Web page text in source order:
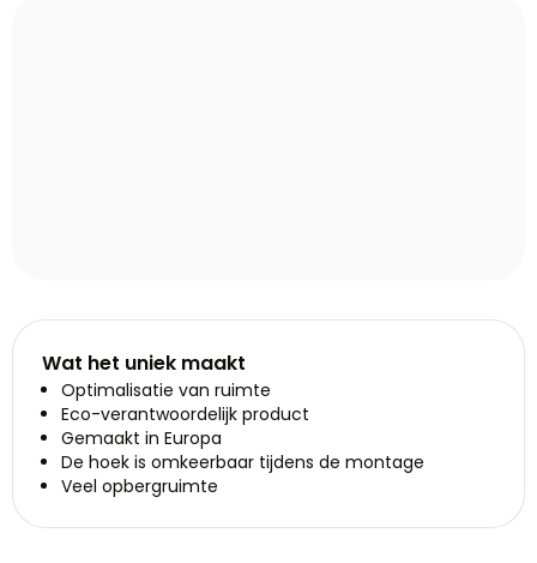
Wat het uniek maakt
Optimalisatie van ruimte
Eco-verantwoordelijk product
Gemaakt in Europa
De hoek is omkeerbaar tijdens de montage
Veel opbergruimte